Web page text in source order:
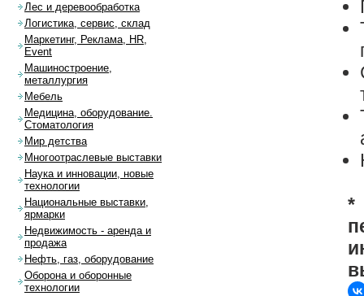
*
Лес и деревообработка
Логистика, сервис, склад
Маркетинг, Реклама, HR,
Event
Машиностроение,
металлургия
Мебель
Медицина, оборудование.
Стоматология
Мир детства
Многоотраслевые выставки
Наука и инновации, новые
технологии
Национальные выставки,
ярмарки
Недвижимость - аренда и
продажа
Нефть, газ, оборудование
Оборона и оборонные
технологии